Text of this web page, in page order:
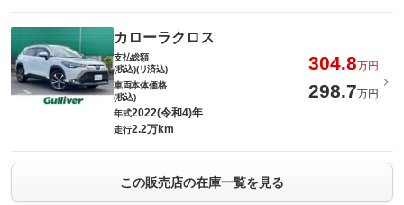
カローラクロス
支払総額
(税込)(リ済込)
304.8万円
車両本体価格
(税込)
298.7万円
年式2022(令和4)年
走行2.2万km
この販売店の在庫一覧を見る